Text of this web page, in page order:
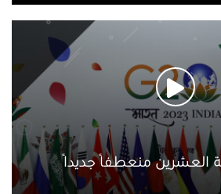
منعطفًا جديدًا